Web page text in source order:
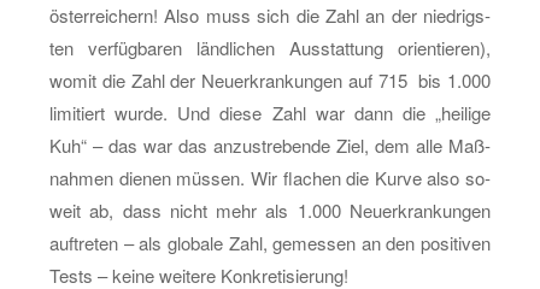
ös­ter­rei­chern! Also muss sich die Zahl an der nied­rigs­
ten ver­füg­ba­ren länd­li­chen Aus­stat­tung ori­en­tie­ren),
womit die Zahl der Neu­er­kran­kun­gen auf 715 bis 1.000
li­mi­tiert wurde. Und diese Zahl war dann die „hei­li­ge
Kuh“ – das war das an­zu­stre­ben­de Ziel, dem alle Maß­
nah­men die­nen müs­sen. Wir fla­chen die Kurve also so­
weit ab, dass nicht mehr als 1.000 Neu­er­kran­kun­gen
auf­tre­ten – als glo­ba­le Zahl, ge­mes­sen an den po­si­ti­ven
Tests – keine wei­te­re Kon­kre­ti­sie­rung!